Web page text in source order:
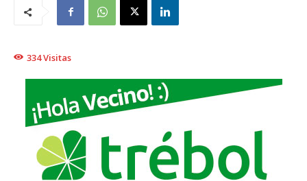
334Visitas